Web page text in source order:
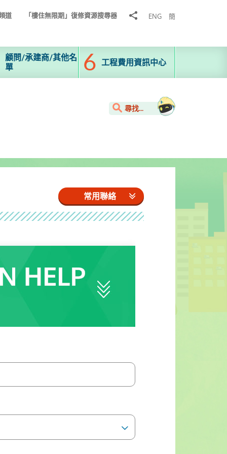
道 「樓住無限期」復修資源搜尋器
分
ENG 簡
顧問/承建商/其他名
單
工程費用資訊中心
尋找...
常用聯絡